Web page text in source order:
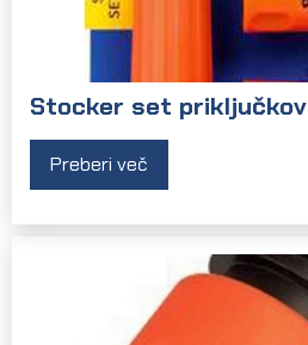
Stocker set priključkov
Preberi več